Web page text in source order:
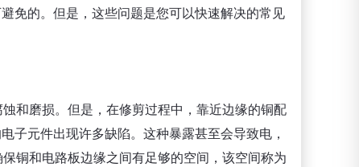
免的。但是，这些问题是您可以快速解决的常见
和磨损。但是，在修剪过程中，靠近边缘的铜配
子元件出现许多缺陷。这种暴露甚至会导致电，
铜和电路板边缘之间有足够的空间，该空间称为